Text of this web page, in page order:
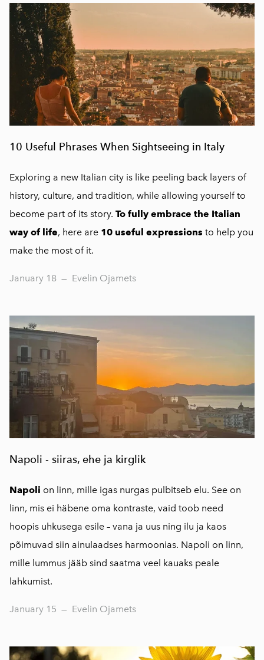
10 Useful Phrases When Sightseeing in Italy
Exploring a new Italian city is like peeling back layers of
history, culture, and tradition, while allowing yourself to
become part of its story. To fully embrace the Italian
way of life, here are 10 useful expressions to help you
make the most of it.
January 18 — Evelin Ojamets
Napoli - siiras, ehe ja kirglik
Napoli on linn, mille igas nurgas pulbitseb elu. See on
linn, mis ei häbene oma kontraste, vaid toob need
hoopis uhkusega esile – vana ja uus ning ilu ja kaos
põimuvad siin ainulaadses harmoonias. Napoli on linn,
mille lummus jääb sind saatma veel kauaks peale
lahkumist.
January 15 — Evelin Ojamets